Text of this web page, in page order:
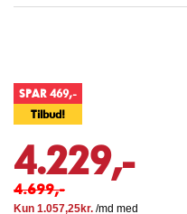
SPAR 469,-
Tilbud!
4.229,-
4.699,-